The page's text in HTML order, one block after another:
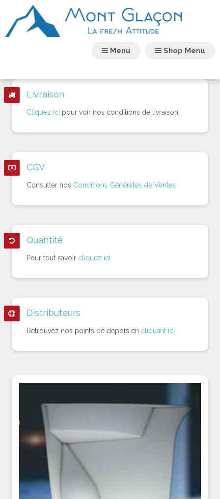
Shop Menu
Menu
Livraison
Cliquez ici pour voir nos conditions de livraison
CGV
Consulter nos Conditions Générales de Ventes
Quantité
Pour tout savoir cliquez ici
Distributeurs
Retrouvez nos points de dépôts en cliquant ici